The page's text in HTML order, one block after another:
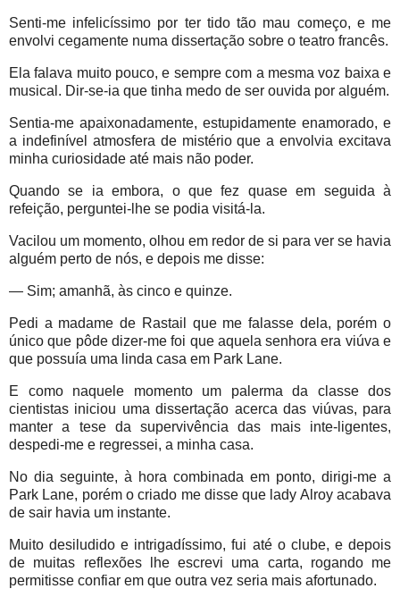
Senti-me infelicíssimo por ter tido tão mau começo, e me
envolvi cegamente numa dissertação sobre o teatro francês.
Ela falava muito pouco, e sempre com a mesma voz baixa e
musical. Dir-se-ia que tinha medo de ser ouvida por alguém.
Sentia-me apaixonadamente, estupidamente enamorado, e
a indefinível atmosfera de mistério que a envolvia excitava
minha curiosidade até mais não poder.
Quando se ia embora, o que fez quase em seguida à
refeição, perguntei-lhe se podia visitá-la.
Vacilou um momento, olhou em redor de si para ver se havia
alguém perto de nós, e depois me disse:
— Sim; amanhã, às cinco e quinze.
Pedi a madame de Rastail que me falasse dela, porém o
único que pôde dizer-me foi que aquela senhora era viúva e
que possuía uma linda casa em Park Lane.
E como naquele momento um palerma da classe dos
cientistas iniciou uma dissertação acerca das viúvas, para
manter a tese da supervivência das mais inte-ligentes,
despedi-me e regressei, a minha casa.
No dia seguinte, à hora combinada em ponto, dirigi-me a
Park Lane, porém o criado me disse que lady Alroy acabava
de sair havia um instante.
Muito desiludido e intrigadíssimo, fui até o clube, e depois
de muitas reflexões lhe escrevi uma carta, rogando me
permitisse confiar em que outra vez seria mais afortunado.